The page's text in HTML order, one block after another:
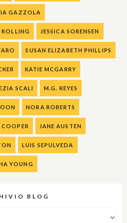
GAZZOLA
ROLLING JESSICA SORENSEN
SUSAN ELIZABETH PHILLIPS
KATIE MCGARRY
SCALI M.G. REYES
NORA ROBERTS
COOPER JANE AUSTEN
LUIS SEPULVEDA
YOUNG
BLOG